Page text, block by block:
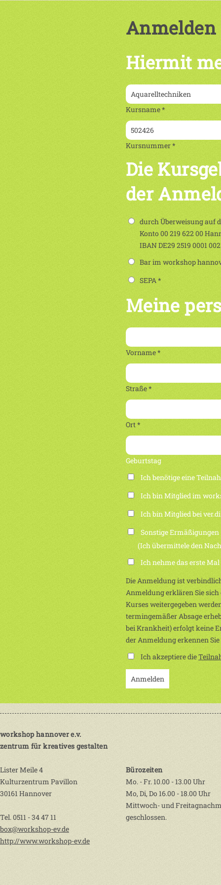
Anmelden
Hiermit
Kursname *
Kursnummer *
Die
der
durch Überweisung auf
Konto 00 219 622 00
IBAN DE29 2519 0001
Bar im workshop
SEPA *
Meine
Vorname *
Straße *
Ort *
Geburtstag
Ich benötige eine
Ich bin Mitglied im
Ich bin Mitglied bei ver.di
Sonstige Ermäßigungen
(Ich übermittele den
Ich nehme das erste
Die Anmeldung ist
Anmeldung erklären Sie
Kurses weitergegeben
termingemäßer Absage
bei Krankheit) erfolgt keine
der Anmeldung erkennen
Ich akzeptiere die
Anmelden
workshop hannover e.v.
zentrum für kreatives gestalten
Lister Meile 4
Kulturzentrum Pavillon
30161 Hannover
Tel. 0511 - 34 47 11
box@workshop-ev.de
http://www.workshop-ev.de
Bürozeiten
Mo. - Fr. 10.00 - 13.00 Uhr
Mo, Di, Do 16.00 - 18.00 Uhr
Mittwoch- und
geschlossen.